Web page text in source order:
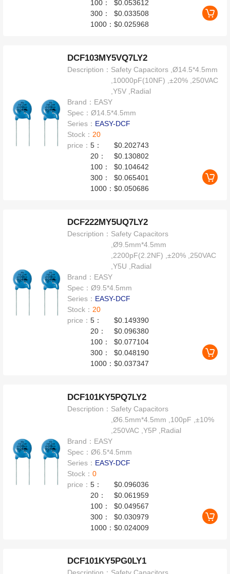
100：
$0.053612
300：
$0.033508
1000：$0.025968
DCF103MY5VQ7LY2
Description： Safety Capacitors ,Ø14.5*4.5mm
,10000pF(10NF) ,±20% ,250VAC
,Y5V ,Radial
Brand： EASY
Spec：Ø14.5*4.5mm
Series： EASY-DCF
Stock： 20
price：5：
$0.202743
20：
$0.130802
100：
$0.104642
300：
$0.065401
1000：$0.050686
DCF222MY5UQ7LY2
Description： Safety Capacitors
,Ø9.5mm*4.5mm
,2200pF(2.2NF) ,±20% ,250VAC
,Y5U ,Radial
Brand： EASY
Spec：Ø9.5*4.5mm
Series： EASY-DCF
Stock： 20
price：5：
$0.149390
20：
$0.096380
100：
$0.077104
300：
$0.048190
1000：$0.037347
DCF101KY5PQ7LY2
Description： Safety Capacitors
,Ø6.5mm*4.5mm ,100pF ,±10%
,250VAC ,Y5P ,Radial
Brand： EASY
Spec：Ø6.5*4.5mm
Series： EASY-DCF
Stock：0
price：5：
$0.096036
20：
$0.061959
100：
$0.049567
300：
$0.030979
1000：$0.024009
DCF101KY5PG0LY1